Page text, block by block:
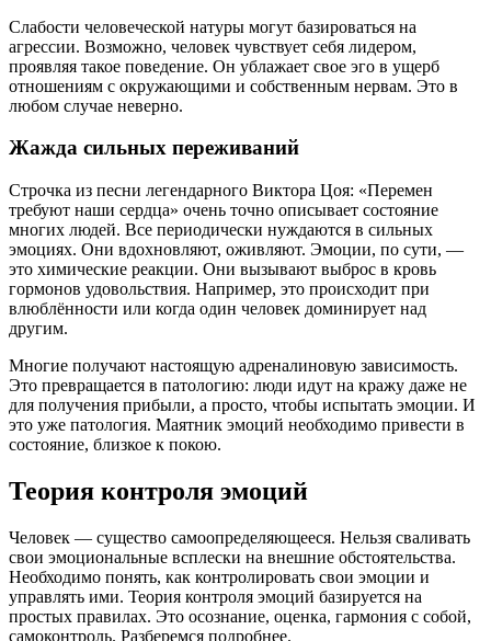
Слабости человеческой натуры могут базироваться на
агрессии. Возможно, человек чувствует себя лидером,
проявляя такое поведение. Он ублажает свое эго в ущерб
отношениям с окружающими и собственным нервам. Это в
любом случае неверно.
Жажда сильных переживаний
Строчка из песни легендарного Виктора Цоя: «Перемен
требуют наши сердца» очень точно описывает состояние
многих людей. Все периодически нуждаются в сильных
эмоциях. Они вдохновляют, оживляют. Эмоции, по сути, —
это химические реакции. Они вызывают выброс в кровь
гормонов удовольствия. Например, это происходит при
влюблённости или когда один человек доминирует над
другим.
Многие получают настоящую адреналиновую зависимость.
Это превращается в патологию: люди идут на кражу даже не
для получения прибыли, а просто, чтобы испытать эмоции. И
это уже патология. Маятник эмоций необходимо привести в
состояние, близкое к покою.
Теория контроля эмоций
Человек — существо самоопределяющееся. Нельзя сваливать
свои эмоциональные всплески на внешние обстоятельства.
Необходимо понять, как контролировать свои эмоции и
управлять ими. Теория контроля эмоций базируется на
простых правилах. Это осознание, оценка, гармония с собой,
самоконтроль. Разберемся подробнее.